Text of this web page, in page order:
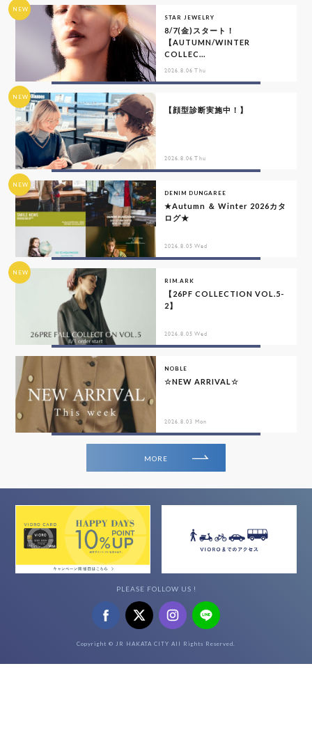
NEW
STAR JEWELRY
8/7(金)スタート！
【AUTUMN/WINTER
COLLEC...
2026.8.06 Thu
NEW
【顔型診断実施中！】
2026.8.06 Thu
NEW
DENIM DUNGAREE
★Autumn ＆ Winter 2026カタ
ログ★
2026.8.05 Wed
NEW
RIM.ARK
【26PF COLLECTION VOL.5-
2】
2026.8.05 Wed
NOBLE
☆NEW ARRIVAL☆
2026.8.03 Mon
MORE
PLEASE FOLLOW US !
Copyright © JR HAKATA CITY All Rights Reserved.